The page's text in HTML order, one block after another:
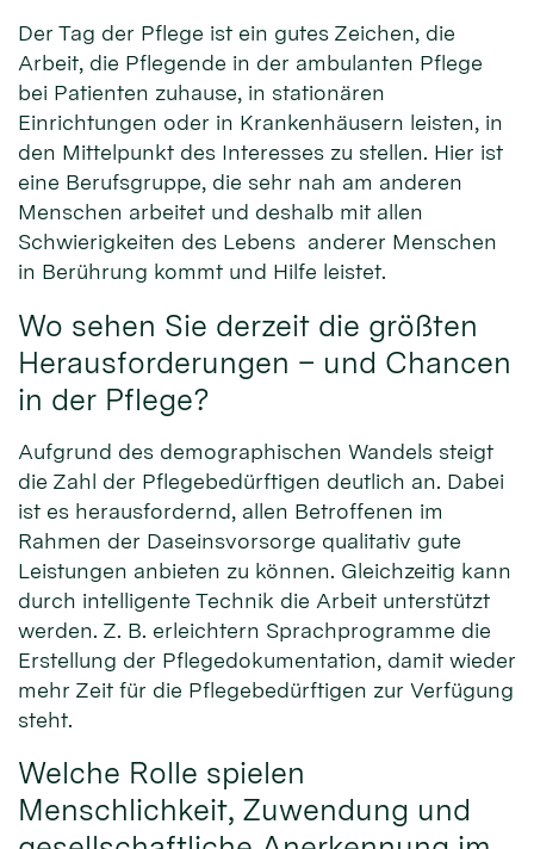
Der Tag der Pflege ist ein gutes Zeichen, die
Arbeit, die Pflegende in der ambulanten Pflege
bei Patienten zuhause, in stationären
Einrichtungen oder in Krankenhäusern leisten, in
den Mittelpunkt des Interesses zu stellen. Hier ist
eine Berufsgruppe, die sehr nah am anderen
Menschen arbeitet und deshalb mit allen
Schwierigkeiten des Lebens anderer Menschen
in Berührung kommt und Hilfe leistet.
Wo sehen Sie derzeit die größten
Herausforderungen – und Chancen
in der Pflege?
Aufgrund des demographischen Wandels steigt
die Zahl der Pflegebedürftigen deutlich an. Dabei
ist es herausfordernd, allen Betroffenen im
Rahmen der Daseinsvorsorge qualitativ gute
Leistungen anbieten zu können. Gleichzeitig kann
durch intelligente Technik die Arbeit unterstützt
werden. Z. B. erleichtern Sprachprogramme die
Erstellung der Pflegedokumentation, damit wieder
mehr Zeit für die Pflegebedürftigen zur Verfügung
steht.
Welche Rolle spielen
Menschlichkeit, Zuwendung und